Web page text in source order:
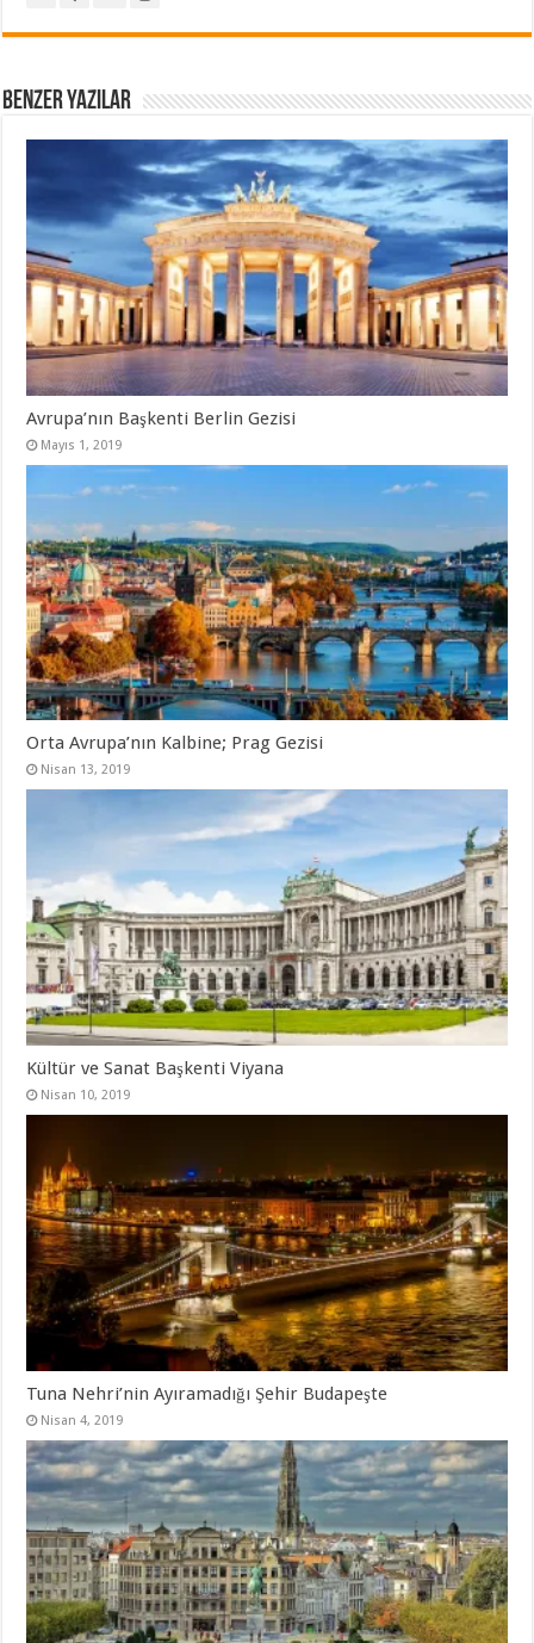
Benzer Yazılar
Avrupa’nın Başkenti Berlin Gezisi
Mayıs 1, 2019
Orta Avrupa’nın Kalbine; Prag Gezisi
Nisan 13, 2019
Kültür ve Sanat Başkenti Viyana
Nisan 10, 2019
Tuna Nehri’nin Ayıramadığı Şehir Budapeşte
Nisan 4, 2019